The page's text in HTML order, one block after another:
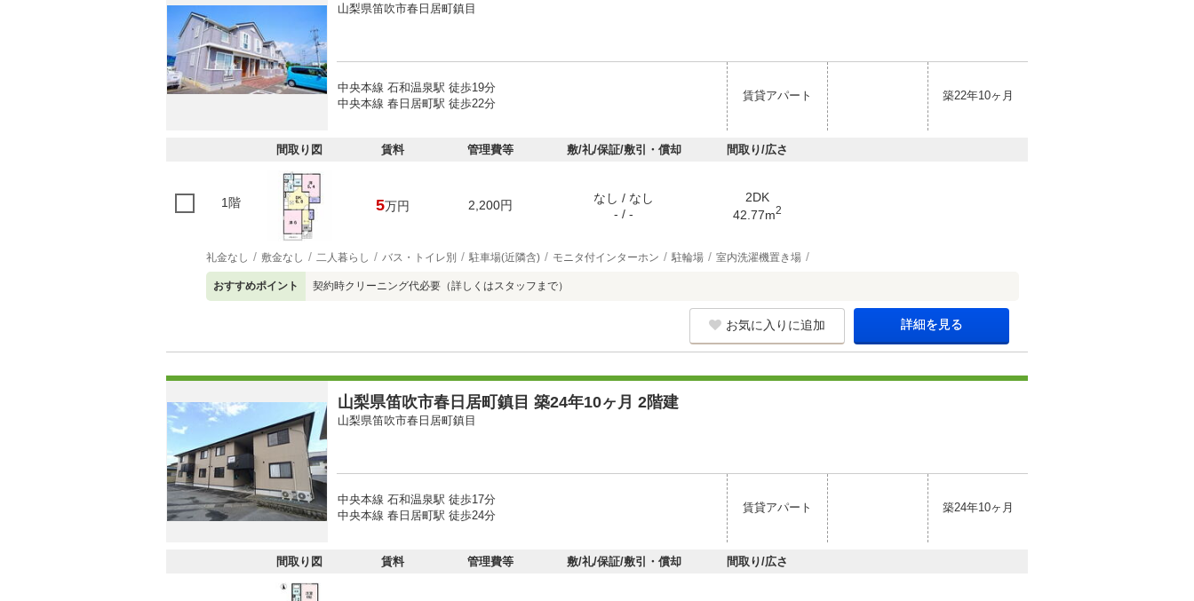
山梨県笛吹市春日居町鎮目
中央本線 石和温泉駅 徒歩19分
中央本線 春日居町駅 徒歩22分
賃貸アパート 築22年10ヶ月
間取り図 賃料 管理費等 敷/礼/保証/敷引・償却 間取り/広さ
1階 5万円 2,200円
なし / なし
- / -
2DK
42.77m2
礼金なし 敷金なし 二人暮らし バス・トイレ別 駐車場(近隣含) モニタ付インターホン 駐輪場 室内洗濯機置き場
おすすめポイント 契約時クリーニング代必要（詳しくはスタッフまで）
お気に入りに追加 詳細を見る
山梨県笛吹市春日居町鎮目 築24年10ヶ月 2階建
山梨県笛吹市春日居町鎮目
中央本線 石和温泉駅 徒歩17分
中央本線 春日居町駅 徒歩24分
賃貸アパート 築24年10ヶ月
間取り図 賃料 管理費等 敷/礼/保証/敷引・償却 間取り/広さ